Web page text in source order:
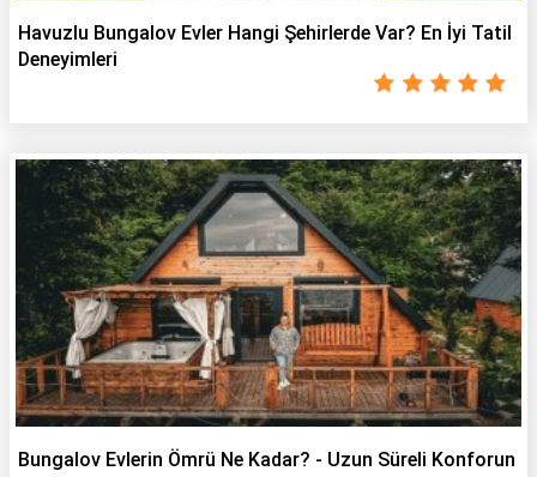
Havuzlu Bungalov Evler Hangi Şehirlerde Var? En İyi Tatil
Deneyimleri
Bungalov Evlerin Ömrü Ne Kadar? - Uzun Süreli Konforun